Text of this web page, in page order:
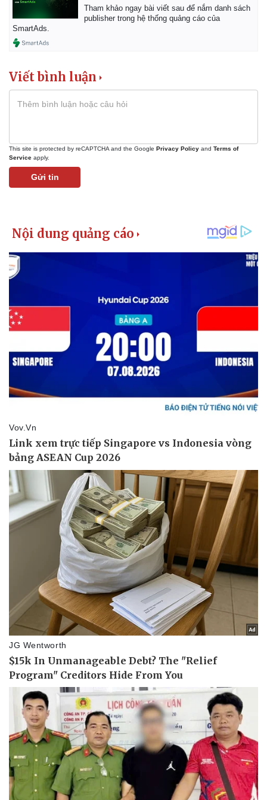
Pháp luật
Quân sự - Quốc phòng
Vũ khí
Việt Nam
Phân tích
Tham khảo ngay bài viết sau để nắm danh sách
publisher trong hệ thống quảng cáo của
SmartAds.
Viết bình luận
This site is protected by reCAPTCHA and the Google Privacy Policy and Terms of
Service apply.
Gửi tin